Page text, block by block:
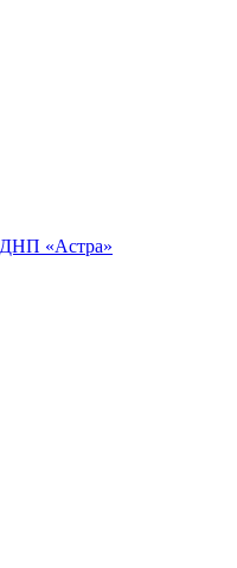
«Астра»